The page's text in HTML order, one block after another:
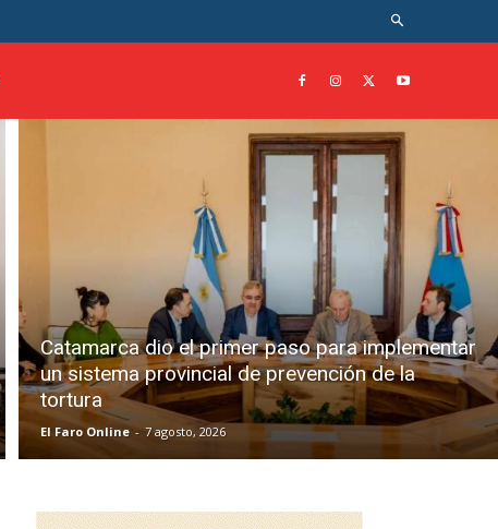
Catamarca dio el primer paso para implementar
un sistema provincial de prevención de la
tortura
El Faro Online - 7 agosto, 2026